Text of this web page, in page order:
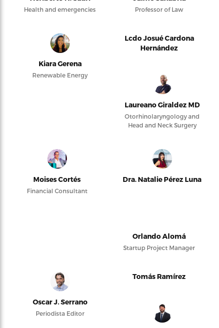
Health and emergencies Professor of Law
Kiara Gerena
Renewable Energy
Lcdo Josué Cardona
Hernández
Laureano Giraldez MD
Otorhinolaryngology and
Head and Neck Surgery
Moises Cortés
Financial Consultant
Dra. Natalie Pérez Luna
Orlando Alomá
Startup Project Manager
Oscar J. Serrano
Periodista Editor
Tomás Ramírez